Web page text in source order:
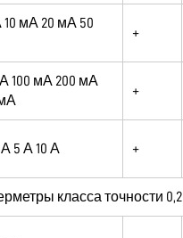
10 мА 20 мА 50
+
100 мА 200 мА
+
А 5 А 10 А +
класса точности 0,2